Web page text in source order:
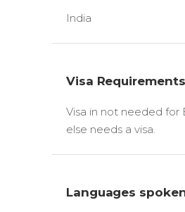
India
Visa Requirements
Visa in not needed for
else needs a visa.
Languages